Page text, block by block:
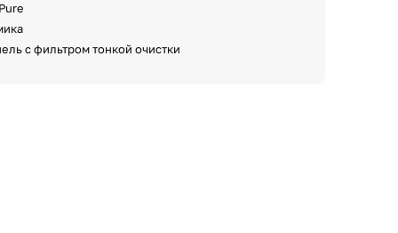
с фильтром тонкой очистки